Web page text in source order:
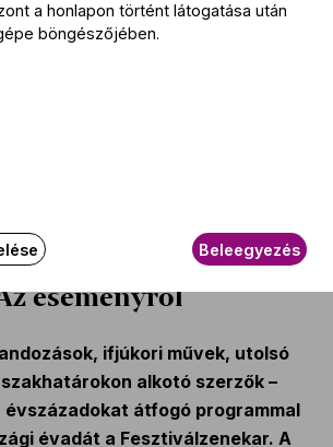
eseményről
ifjúkori művek, utolsó
alkotó szerzők –
évszázadokat átfogó programmal
évadát a Fesztiválzenekar. A
a honlapon történt látogatása után
böngészőjében.
Beleegyezés